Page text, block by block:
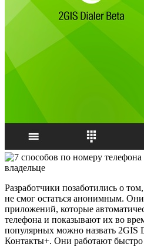
Разработчики позаботились о
не смог остаться анонимным.
приложений, которые
телефона и показывают их во
популярных можно назвать 2GIS
Контакты+. Они работают